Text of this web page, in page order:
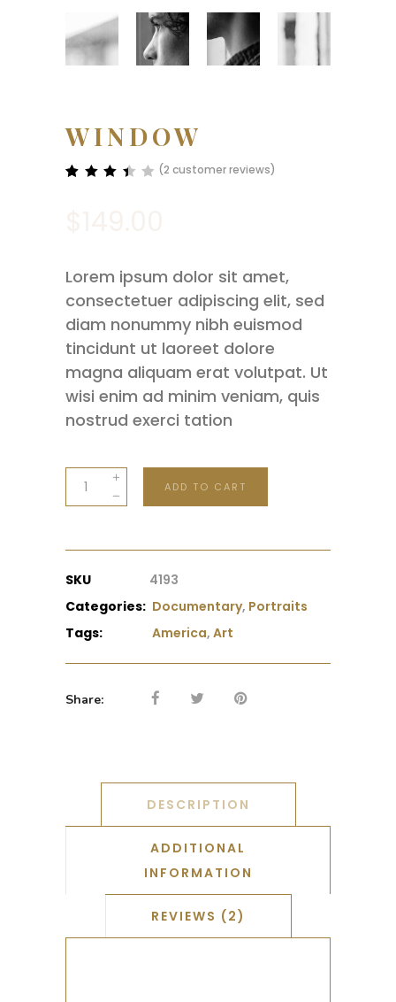
WINDOW
ratings
(2 customer reviews)
Lorem ipsum dolor sit amet,
consectetuer adipiscing elit, sed
diam nonummy nibh euismod
tincidunt ut laoreet dolore
magna aliquam erat volutpat. Ut
wisi enim ad minim veniam, quis
nostrud exerci tation
Window
quantity
ADD TO CART
SKU
4193
Categories: Documentary, Portraits
Tags:
America, Art
Share:
DESCRIPTION
ADDITIONAL
INFORMATION
REVIEWS (2)